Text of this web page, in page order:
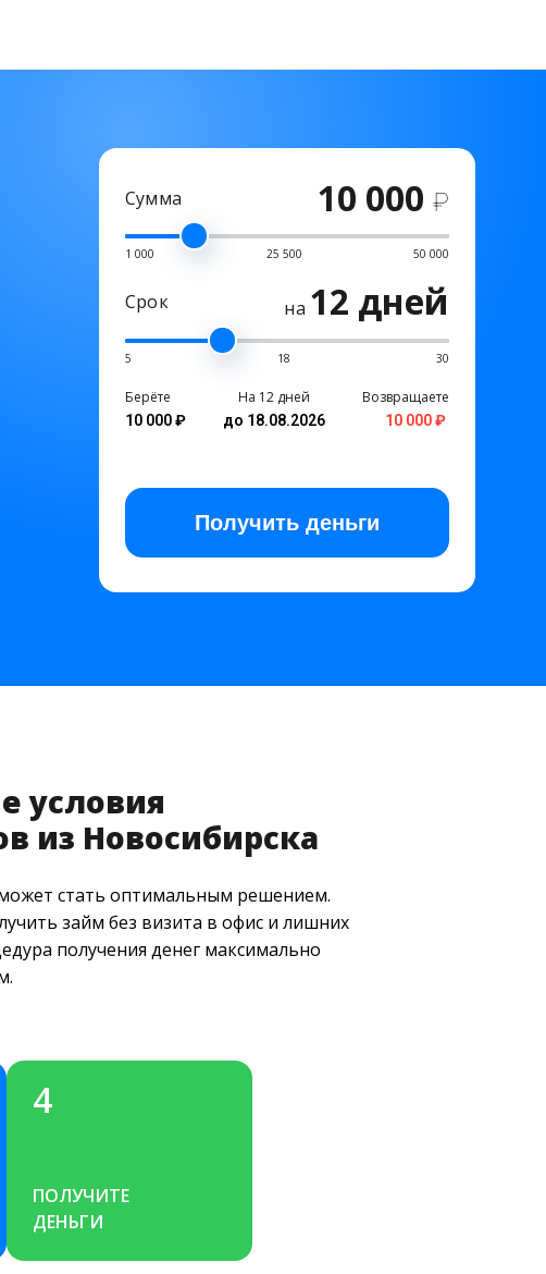
Сумма 10 000 ₽
1 000 25 500 50 000
Срок на 12 дней
5 18 30
Берёте
10 000 ₽
На 12 дней
до 18.08.2026
Возвращаете
10 000 ₽
Получить деньги
условия
из Новосибирска
стать оптимальным решением.
займ без визита в офис и лишних
получения денег максимально
4
ПОЛУЧИТЕ
ДЕНЬГИ